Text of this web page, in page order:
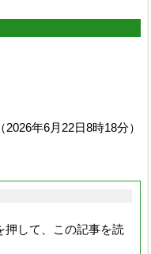
（2026年6月22日8時18分）
押して、この記事を読